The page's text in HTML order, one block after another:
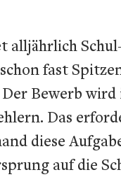
alljährlich
fast
Der Bewerb
Das
diese
auf die